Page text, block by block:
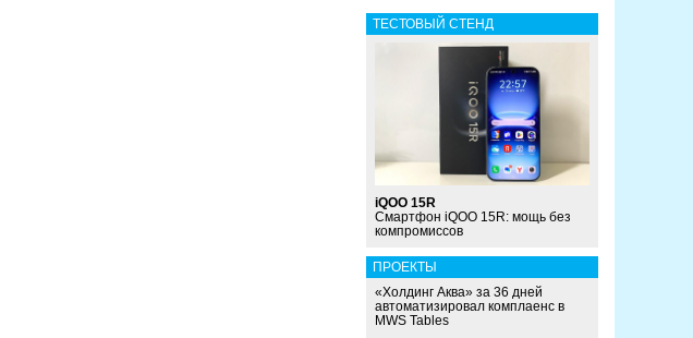
ТЕСТОВЫЙ СТЕНД
iQOO 15R
Смартфон iQOO 15R: мощь без
компромиссов
ПРОЕКТЫ
«Холдинг Аква» за 36 дней
автоматизировал комплаенс в
MWS Tables